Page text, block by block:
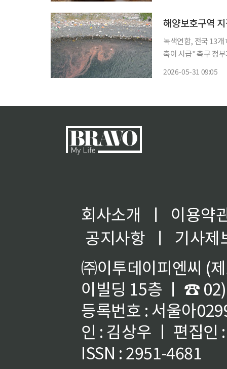
해양보호구역
녹색연합, 전국 13
축이 시급" 촉구 정부가 해양보호구역 지정 확대에 힘을 쏟고 있지만 정작 현장 관리와 제도
2026-05-31 09:05
회사소개 ㅣ
이용약
공지사항
ㅣ
기사제
㈜이투데이피엔씨 (
이빌딩 15층 ㅣ ☎
등록번호 : 서울아
인 : 김상우 ㅣ 편집인
ISSN : 2951-4681